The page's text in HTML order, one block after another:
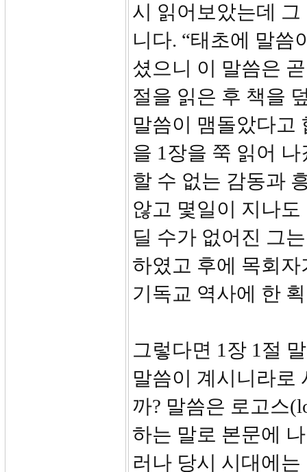
시 읽어보았는데
니다. “태초에 말씀
셨으니 이 말씀은
절을 읽은 후 책을
말씀이 맴돌았다고
을 1장을 쭉 읽어
할 수 없는 감동과
않고 몇일이 지나
딜 수가 없어진 그
하였고 후에 목회
기독교 역사에 한
그렇다면 1장 1절
말씀이 계시니라로
까? 말씀은 로고스
하는 말로 본문에
러나 당시 시대에